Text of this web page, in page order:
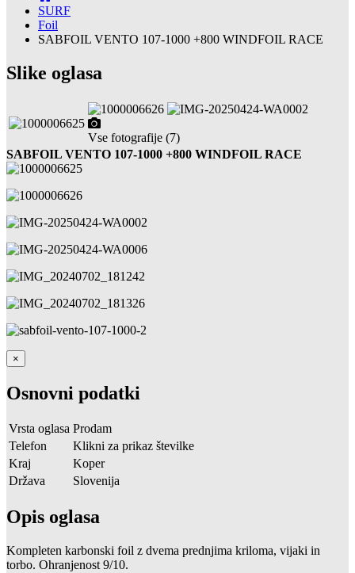
SURF
Foil
SABFOIL VENTO 107-1000 +800 WINDFOIL RACE
Slike oglasa
Vse fotografije (7)
SABFOIL VENTO 107-1000 +800 WINDFOIL RACE
×
Osnovni podatki
Vrsta oglasa Prodam
Telefon
Klikni za prikaz številke
Kraj
Koper
Država
Slovenija
Opis oglasa
Kompleten karbonski foil z dvema prednjima kriloma, vijaki in
torbo. Ohranjenost 9/10.